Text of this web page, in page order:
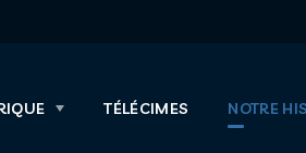
TÉLÉCIMES NOTRE